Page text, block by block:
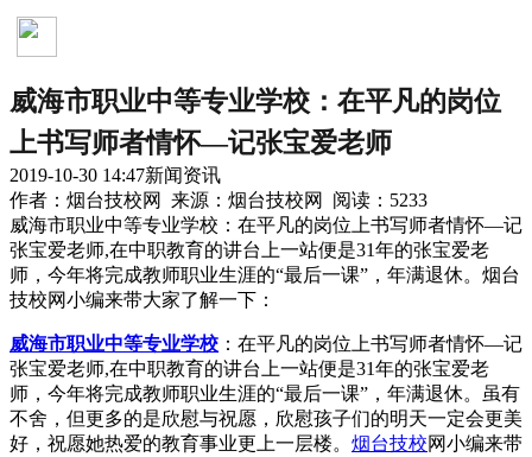
威海市职业中等专业学校：在平凡的岗位
上书写师者情怀—记张宝爱老师
2019-10-30 14:47新闻资讯
作者：烟台技校网 来源：烟台技校网 阅读：5233
威海市职业中等专业学校：在平凡的岗位上书写师者情怀—记
张宝爱老师,在中职教育的讲台上一站便是31年的张宝爱老
师，今年将完成教师职业生涯的“最后一课”，年满退休。烟台
技校网小编来带大家了解一下：
威海市职业中等专业学校 ：在平凡的岗位上书写师者情怀—记
张宝爱老师,在中职教育的讲台上一站便是31年的张宝爱老
师，今年将完成教师职业生涯的“最后一课”，年满退休。虽有
不舍，但更多的是欣慰与祝愿，欣慰孩子们的明天一定会更美
好，祝愿她热爱的教育事业更上一层楼。 烟台技校网小编来带